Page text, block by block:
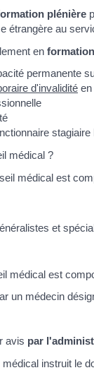
plénière
étrangère au
en
permanente
d'invalidité
médical ?
médical est
et
médical est
un médecin
avis par
instruit le